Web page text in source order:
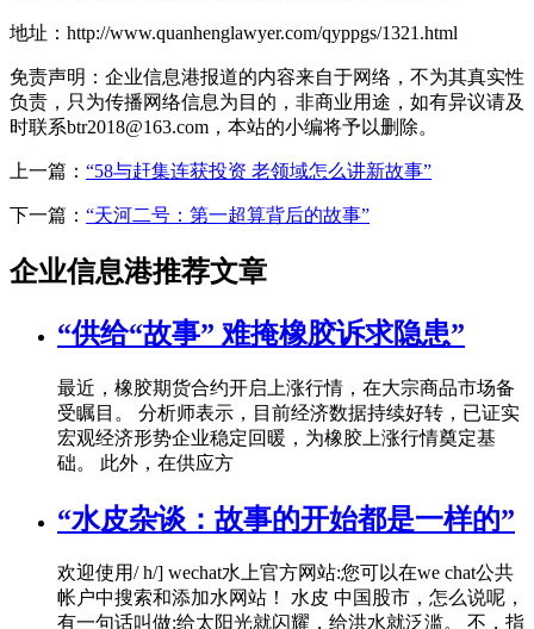
地址：http://www.quanhenglawyer.com/qyppgs/1321.html
免责声明：企业信息港报道的内容来自于网络，不为其真实性
负责，只为传播网络信息为目的，非商业用途，如有异议请及
时联系btr2018@163.com，本站的小编将予以删除。
上一篇： “58与赶集连获投资 老领域怎么讲新故事”
下一篇： “天河二号：第一超算背后的故事”
企业信息港推荐文章
“供给“故事” 难掩橡胶诉求隐患”
最近，橡胶期货合约开启上涨行情，在大宗商品市场备
受瞩目。 分析师表示，目前经济数据持续好转，已证实
宏观经济形势企业稳定回暖，为橡胶上涨行情奠定基
础。 此外，在供应方
“水皮杂谈：故事的开始都是一样的”
欢迎使用/ h/] wechat水上官方网站:您可以在we chat公共
帐户中搜索和添加水网站！ 水皮 中国股市，怎么说呢，
有一句话叫做:给太阳光就闪耀，给洪水就泛滥。 不，指